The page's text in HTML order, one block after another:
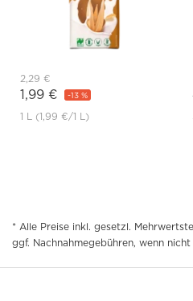
2,29 €
1,99 € -13 %
1 L (1,99 €/1 L)
* Alle Preise inkl. gesetzl.
ggf. Nachnahmegebühren, wenn